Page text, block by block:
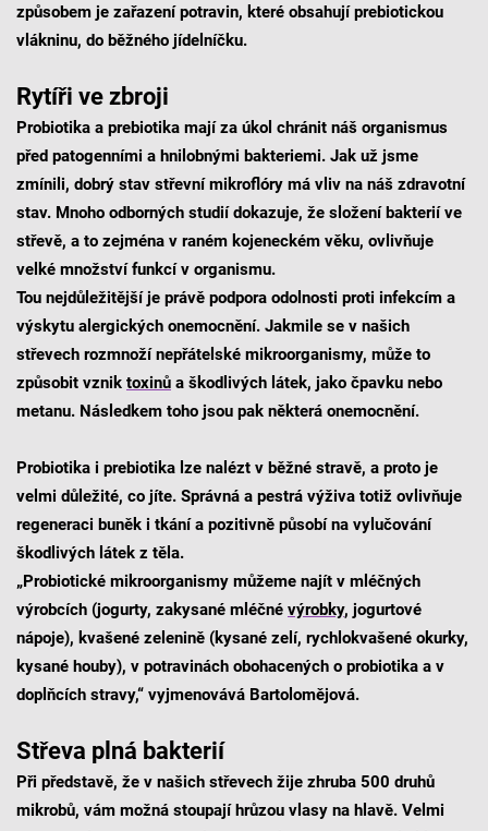
způsobem je zařazení potravin, které obsahují prebiotickou
vlákninu, do běžného jídelníčku.
Rytíři ve zbroji
Probiotika a prebiotika mají za úkol chránit náš organismus
před patogenními a hnilobnými bakteriemi. Jak už jsme
zmínili, dobrý stav střevní mikroflóry má vliv na náš zdravotní
stav. Mnoho odborných studií dokazuje, že složení bakterií ve
střevě, a to zejména v raném kojeneckém věku, ovlivňuje
velké množství funkcí v organismu.
Tou nejdůležitější je právě podpora odolnosti proti infekcím a
výskytu alergických onemocnění. Jakmile se v našich
střevech rozmnoží nepřátelské mikroorganismy, může to
způsobit vznik toxinů a škodlivých látek, jako čpavku nebo
metanu. Následkem toho jsou pak některá onemocnění.
Probiotika i prebiotika lze nalézt v běžné stravě, a proto je
velmi důležité, co jíte. Správná a pestrá výživa totiž ovlivňuje
regeneraci buněk i tkání a pozitivně působí na vylučování
škodlivých látek z těla.
„Probiotické mikroorganismy můžeme najít v mléčných
výrobcích (jogurty, zakysané mléčné výrobky, jogurtové
nápoje), kvašené zelenině (kysané zelí, rychlokvašené okurky,
kysané houby), v potravinách obohacených o probiotika a v
doplňcích stravy,“ vyjmenovává Bartolomějová.
Střeva plná bakterií
Při představě, že v našich střevech žije zhruba 500 druhů
mikrobů, vám možná stoupají hrůzou vlasy na hlavě. Velmi